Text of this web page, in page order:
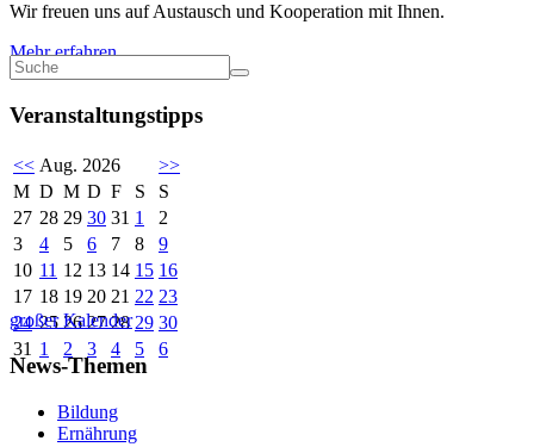
Wir freuen uns auf Austausch und Kooperation mit Ihnen.
Mehr erfahren
Veranstaltungstipps
<< Aug. 2026
>>
M D M D F S
S
27 28 29 30 31 1
2
3
4 5 6 7 8
9
10 11 12 13 14 15 16
17 18 19 20 21 22 23
24 25 26 27 28 29 30
31 1 2 3 4 5 6
großer Kalender
News-Themen
Bildung
Ernährung